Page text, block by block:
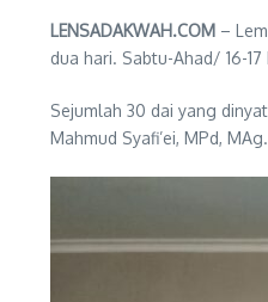
LENSADAKWAH.COM –
dua hari. Sabtu-Ahad/ 16-
Sejumlah 30 dai yang
Mahmud Syafi’ei, MPd, MAg.